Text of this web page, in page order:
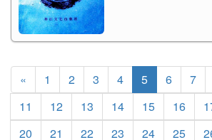
« 1 2 3 4 5 6 7
11
12 13 14 15 16
20
21 22 23 24 25